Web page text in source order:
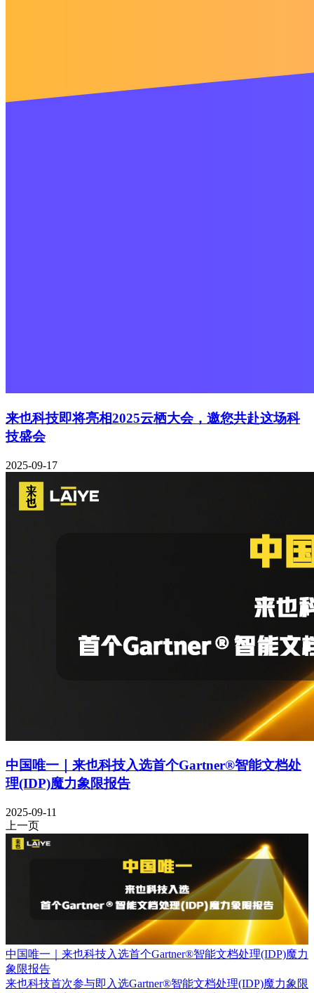
来也科技即将亮相2025云栖大会，邀您共赴这场科
技盛会
2025-09-17
中国唯一｜来也科技入选首个Gartner®智能文档处
理(IDP)魔力象限报告
2025-09-11
上一页
中国唯一｜来也科技入选首个Gartner®智能文档处理(IDP)魔力
象限报告
来也科技首次参与即入选Gartner®智能文档处理(IDP)魔力象限